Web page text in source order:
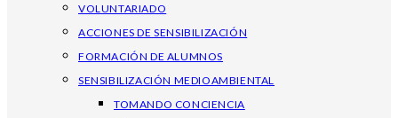
VOLUNTARIADO
ACCIONES DE SENSIBILIZACIÓN
FORMACIÓN DE ALUMNOS
SENSIBILIZACIÓN MEDIOAMBIENTAL
TOMANDO CONCIENCIA